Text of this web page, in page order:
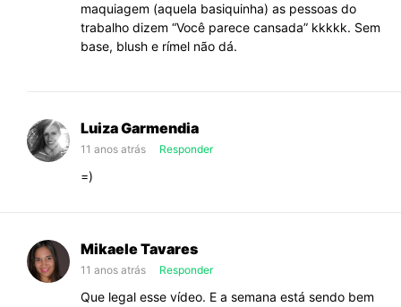
maquiagem (aquela basiquinha) as pessoas do
trabalho dizem “Você parece cansada” kkkkk. Sem
base, blush e rímel não dá.
Luiza Garmendia
11 anos atrás Responder
=)
Mikaele Tavares
11 anos atrás Responder
Que legal esse vídeo. E a semana está sendo bem